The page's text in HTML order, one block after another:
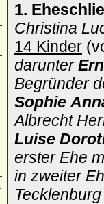
1.
Christina
14 Kinder
darunter
Begründer
Sophie
Albrecht
Luise
erster Ehe
in zweiter